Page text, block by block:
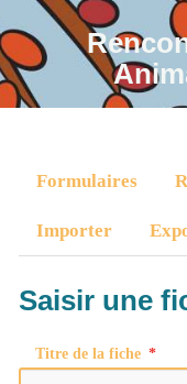
Formulaires
Importer
Saisir une
Titre de la fiche